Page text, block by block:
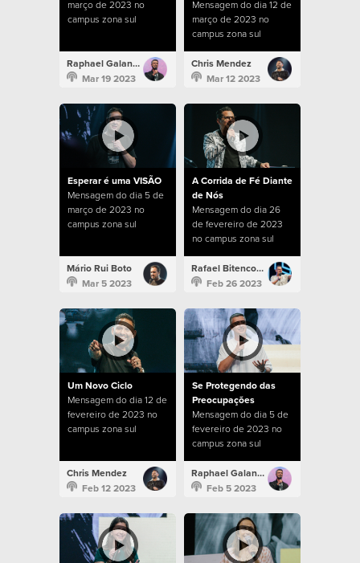
março de 2023 no
campus zona sul
Raphael Galante
Mar 19 2023
Mensagem do dia 12 de
março de 2023 no
campus zona sul
Chris Mendez
Mar 12 2023
Esperar é uma VISÃO
Mensagem do dia 5 de
março de 2023 no
campus zona sul
Mário Rui Boto
Mar 5 2023
A Corrida de Fé Diante
de Nós
Mensagem do dia 26
de fevereiro de 2023
no campus zona sul
Rafael Bitencourt
Feb 26 2023
Um Novo Ciclo
Mensagem do dia 12 de
fevereiro de 2023 no
campus zona sul
Chris Mendez
Feb 12 2023
Se Protegendo das
Preocupações
Mensagem do dia 5 de
fevereiro de 2023 no
campus zona sul
Raphael Galante
Feb 5 2023